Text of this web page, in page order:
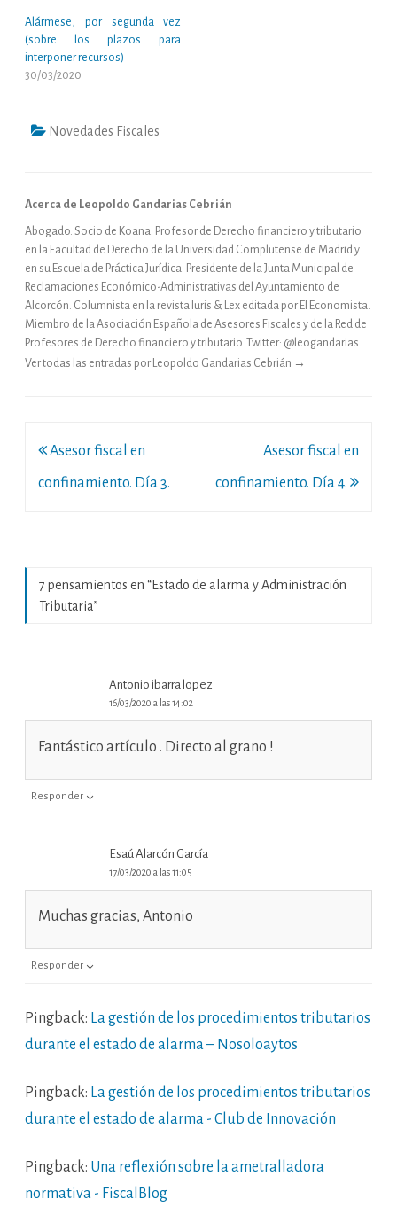
Alármese, por segunda vez
(sobre los plazos para
interponer recursos)
30/03/2020
Novedades Fiscales
Acerca de Leopoldo Gandarias Cebrián
Abogado. Socio de Koana. Profesor de Derecho financiero y tributario
en la Facultad de Derecho de la Universidad Complutense de Madrid y
en su Escuela de Práctica Jurídica. Presidente de la Junta Municipal de
Reclamaciones Económico-Administrativas del Ayuntamiento de
Alcorcón. Columnista en la revista Iuris & Lex editada por El Economista.
Miembro de la Asociación Española de Asesores Fiscales y de la Red de
Profesores de Derecho financiero y tributario. Twitter: @leogandarias
Ver todas las entradas por Leopoldo Gandarias Cebrián →
Navegación
de
Asesor fiscal en
confinamiento. Día 3.
Asesor fiscal en
confinamiento. Día 4.
7 pensamientos en “Estado de alarma y Administración
Tributaria”
Antonio ibarra lopez
16/03/2020 a las 14:02
Fantástico artículo . Directo al grano !
Responder ↓
Esaú Alarcón García
17/03/2020 a las 11:05
Muchas gracias, Antonio
Responder ↓
Pingback: La gestión de los procedimientos tributarios
durante el estado de alarma – Nosoloaytos
Pingback: La gestión de los procedimientos tributarios
durante el estado de alarma - Club de Innovación
Pingback: Una reflexión sobre la ametralladora
normativa - FiscalBlog